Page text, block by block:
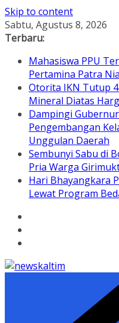
Skip to content
Sabtu, Agustus 8, 2026
Terbaru:
Mahasiswa PPU
Pertamina Patra
Otorita IKN Tutup
Mineral Diatas
Dampingi
Pengembangan
Unggulan Daerah
Sembunyi Sabu di
Pria Warga
Hari Bhayangkara
Lewat Program